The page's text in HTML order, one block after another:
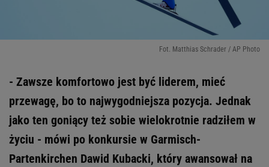
Fot. Matthias Schrader / AP Photo
- Zawsze komfortowo jest być liderem, mieć
przewagę, bo to najwygodniejsza pozycja. Jednak
jako ten goniący też sobie wielokrotnie radziłem w
życiu - mówi po konkursie w Garmisch-
Partenkirchen Dawid Kubacki, który awansował na